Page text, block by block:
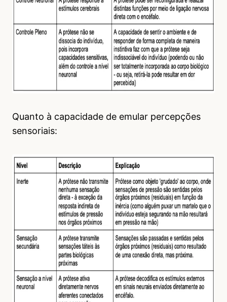
Quanto à capacidade de emular percepções
sensoriais: